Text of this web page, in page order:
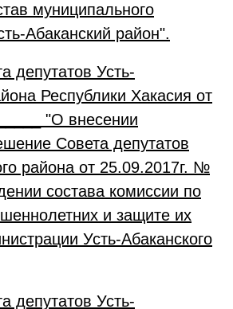
муниципального
Абаканский район".
депутатов Усть-
Республики Хакасия от
"О внесении
Совета депутатов
района от 25.09.2017г. №
состава комиссии по
и защите их
Усть-Абаканского
депутатов Усть-